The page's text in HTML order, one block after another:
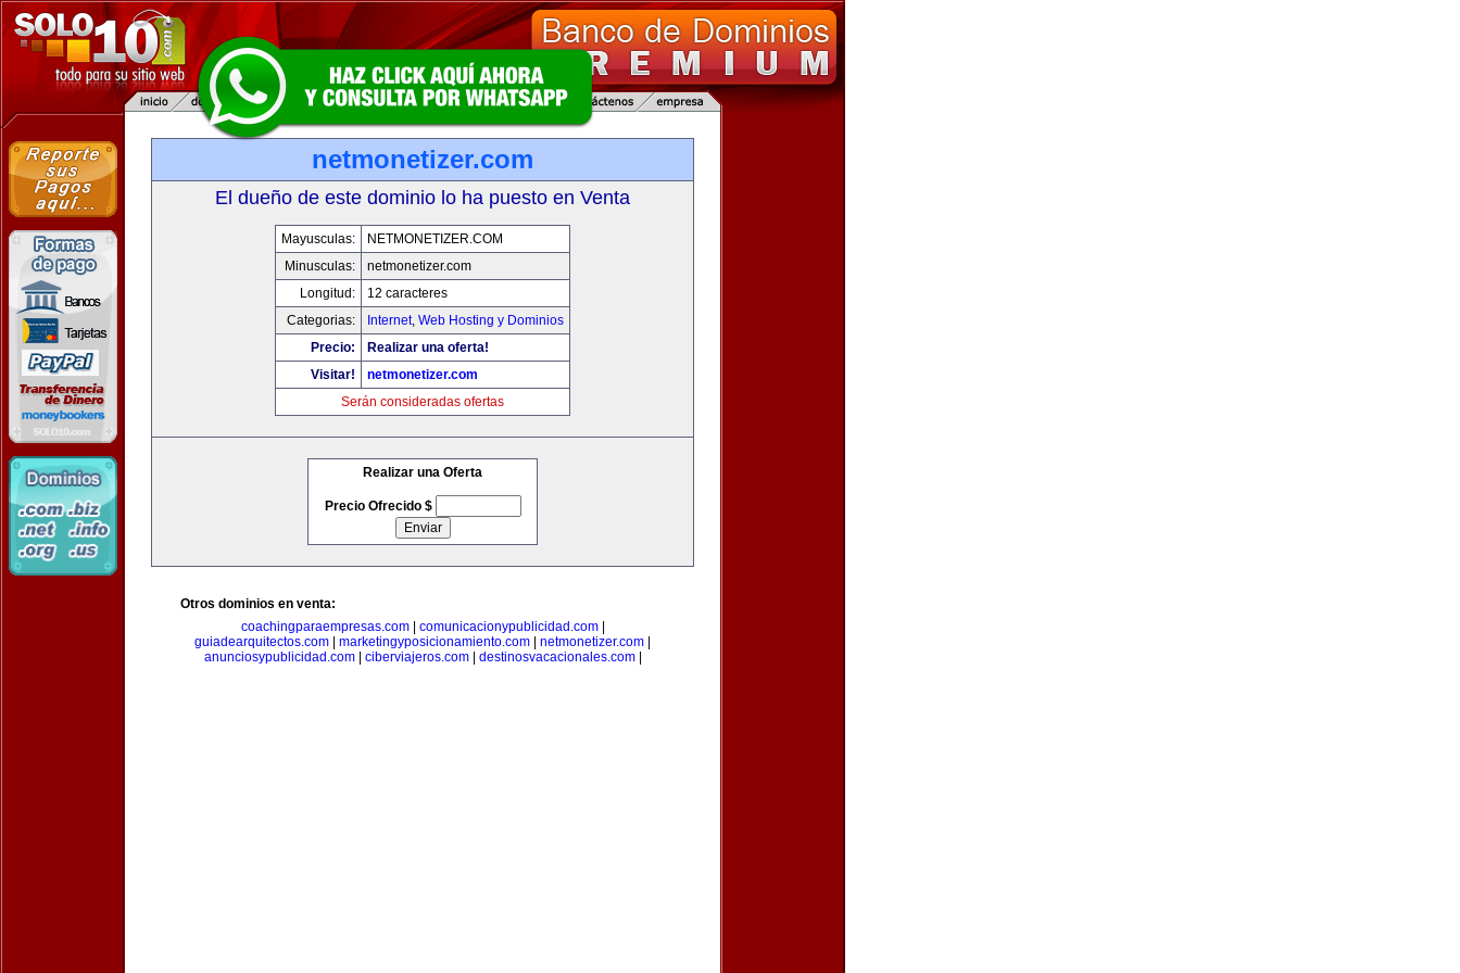
netmonetizer.com
El dueño de este dominio lo ha puesto en Venta
Mayusculas:
NETMONETIZER.COM
Minusculas:
netmonetizer.com
Longitud:
12 caracteres
Categorias:
Internet, Web Hosting y Dominios
Precio:
Realizar una oferta!
Visitar!
netmonetizer.com
Serán consideradas ofertas
Realizar una Oferta
Precio Ofrecido $
Otros dominios en venta:
coachingparaempresas.com| comunicacionypublicidad.com|
guiadearquitectos.com
marketingyposicionamiento.com netmonetizer.com
anunciosypublicidad.com| ciberviajeros.com| destinosvacacionales.com|